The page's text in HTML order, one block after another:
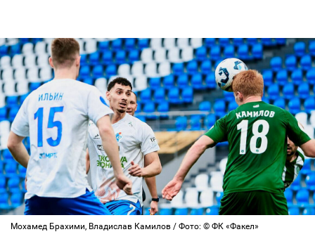
Мохамед Брахими, Владислав Камилов / Фото: © ФК «Факел»